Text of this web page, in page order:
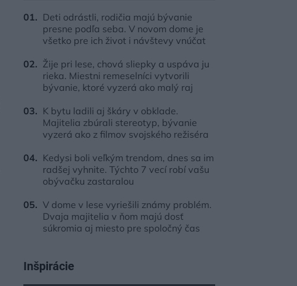
Deti odrástli, rodičia majú bývanie
presne podľa seba. V novom dome je
všetko pre ich život i návštevy vnúčat
Žije pri lese, chová sliepky a uspáva ju
rieka. Miestni remeselníci vytvorili
bývanie, ktoré vyzerá ako malý raj
K bytu ladili aj škáry v obklade.
Majitelia zbúrali stereotyp, bývanie
vyzerá ako z filmov svojského režiséra
Kedysi boli veľkým trendom, dnes sa im
radšej vyhnite. Týchto 7 vecí robí vašu
obývačku zastaralou
V dome v lese vyriešili známy problém.
Dvaja majitelia v ňom majú dosť
súkromia aj miesto pre spoločný čas
Inšpirácie